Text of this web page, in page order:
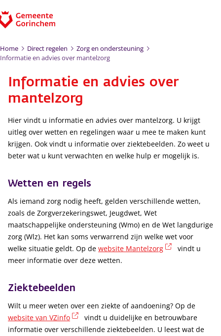
Home Direct regelen
Zorg en ondersteuning
Informatie en advies over mantelzorg
Informatie en advies over
mantelzorg
Hier vindt u informatie en advies over mantelzorg. U krijgt
uitleg over wetten en regelingen waar u mee te maken kunt
krijgen. Ook vindt u informatie over ziektebeelden. Zo weet u
beter wat u kunt verwachten en welke hulp er mogelijk is.
Wetten en regels
Als iemand zorg nodig heeft, gelden verschillende wetten,
zoals de Zorgverzekeringswet, Jeugdwet, Wet
maatschappelijke ondersteuning (Wmo) en de Wet langdurige
zorg (Wlz). Het kan soms verwarrend zijn welke wet voor
welke situatie geldt. Op de website Mantelzorg (externe link)
vindt u
meer informatie over deze wetten.
Ziektebeelden
Wilt u meer weten over een ziekte of aandoening? Op de
website van VZinfo
(externe link)
vindt u duidelijke en betrouwbare
informatie over verschillende ziektebeelden. U leest wat de